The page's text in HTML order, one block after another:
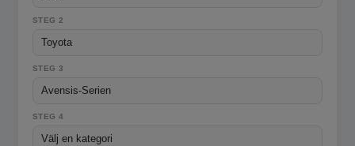
STEG 2
STEG 3
STEG 4